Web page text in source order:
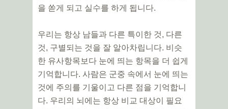
을 쏟게 되고 실수를 하게 됩니다.
우리는 항상 남들과 다른 특이한 것, 다른
것, 구별되는 것을 잘 알아차립니다. 비슷
한 유사항목보다 눈에 띄는 항목을 더 쉽게
기억합니다. 사람은 군중 속에서 눈에 띄는
것에 주의를 기울이고 다른 점을 기억합니
다. 우리의 뇌에는 항상 비교 대상이 필요